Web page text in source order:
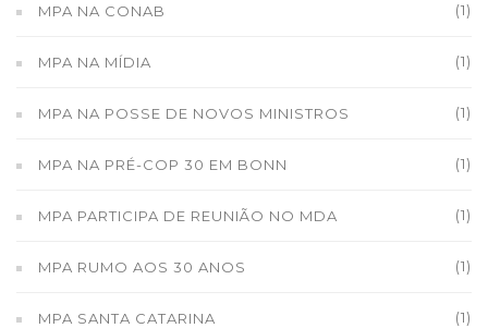
MPA NA CONAB (1)
MPA NA MÍDIA (1)
MPA NA POSSE DE NOVOS MINISTROS (1)
MPA NA PRÉ-COP 30 EM BONN (1)
MPA PARTICIPA DE REUNIÃO NO MDA (1)
MPA RUMO AOS 30 ANOS (1)
MPA SANTA CATARINA (1)